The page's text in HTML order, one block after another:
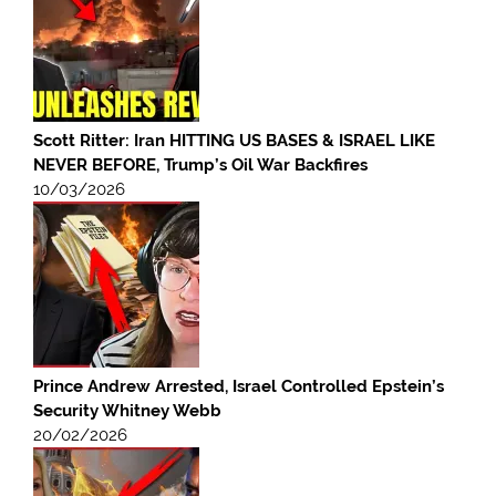
Scott Ritter: Iran HITTING US BASES & ISRAEL LIKE
NEVER BEFORE, Trump’s Oil War Backfires
10/03/2026
Prince Andrew Arrested, Israel Controlled Epstein’s
Security Whitney Webb
20/02/2026